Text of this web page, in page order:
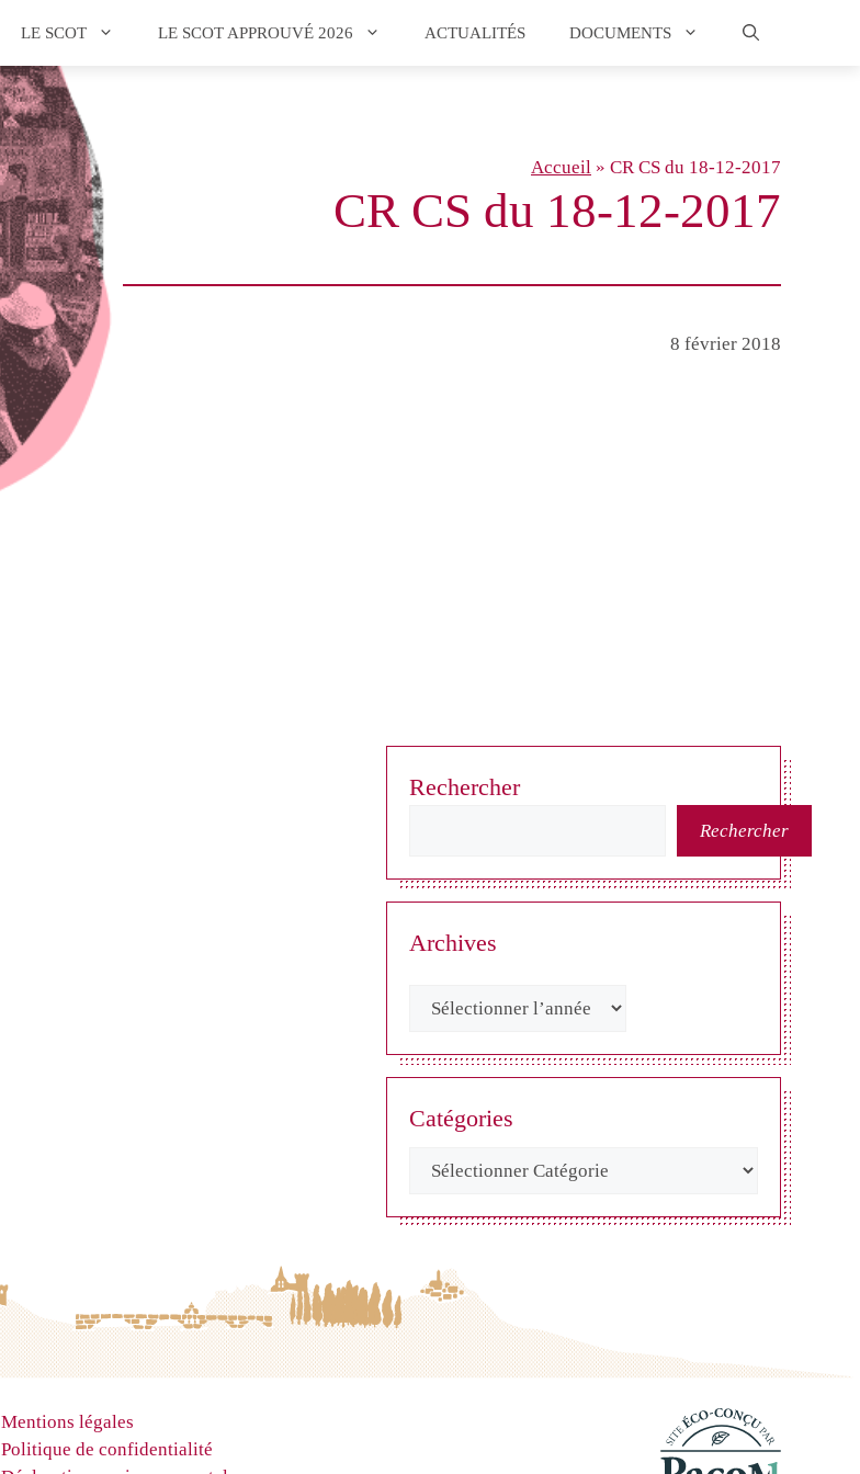
LE SCOT LE SCOT APPROUVÉ 2026 ACTUALITÉS DOCUMENTS
Accueil » CR CS du 18-12-2017
CR CS du 18-12-2017
8 février 2018
Rechercher
Rechercher
Archives
Catégories
Mentions légales
Politique de confidentialité